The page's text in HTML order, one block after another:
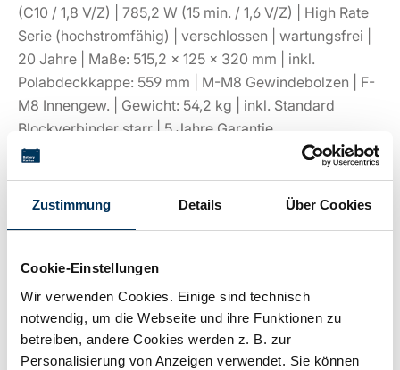
Zustimmung Details Über Cookies
Cookie-Einstellungen
Wir verwenden Cookies. Einige sind technisch
notwendig, um die Webseite und ihre Funktionen zu
betreiben, andere Cookies werden z. B. zur
Personalisierung von Anzeigen verwendet. Sie können
(C10 / 1,8 V/Z) | 785,2 W (15 min. / 1,6 V/Z) | High Rate
Serie (hochstromfähig) | verschlossen | wartungsfrei |
20 Jahre | Maße: 515,2 × 125 × 320 mm | inkl.
Polabdeckkappe: 559 mm | M-M8 Gewindebolzen | F-
M8 Innengew. | Gewicht: 54,2 kg | inkl. Standard
Blockverbinder starr | 5 Jahre Garantie
Technische Details
Spannung: 12V
Kapazität: 185Ah